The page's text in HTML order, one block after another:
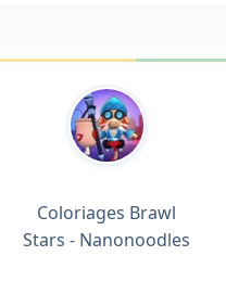
Coloriages Brawl
Stars - Nanonoodles